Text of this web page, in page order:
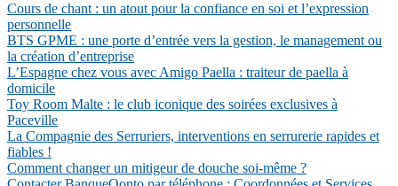
Cours de chant : un atout pour la confiance en soi et l’expression
personnelle
BTS GPME : une porte d’entrée vers la gestion, le management ou
la création d’entreprise
L’Espagne chez vous avec Amigo Paella : traiteur de paella à
domicile
Toy Room Malte : le club iconique des soirées exclusives à
Paceville
La Compagnie des Serruriers, interventions en serrurerie rapides et
fiables !
Comment changer un mitigeur de douche soi-même ?